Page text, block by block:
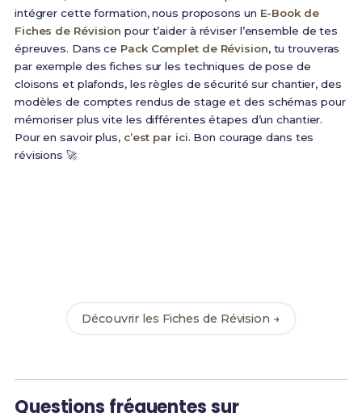
intégrer cette formation, nous proposons un E-Book de
Fiches de Révision pour t’aider à réviser l’ensemble de tes
épreuves. Dans ce Pack Complet de Révision, tu trouveras
par exemple des fiches sur les techniques de pose de
cloisons et plafonds, les règles de sécurité sur chantier, des
modèles de comptes rendus de stage et des schémas pour
mémoriser plus vite les différentes étapes d’un chantier.
Pour en savoir plus, c’est par ici. Bon courage dans tes
révisions 🚀
Découvrir les Fiches de Révision →
Questions fréquentes sur